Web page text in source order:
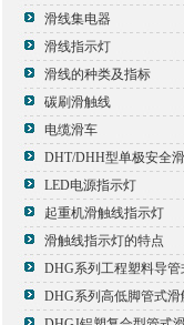
滑线集电器
滑线指示灯
滑线的种类及指标
碳刷滑触线
电缆滑车
DHT/DHH型单极安全
LED电源指示灯
起重机滑触线指示灯
滑触线指示灯的特点
DHG系列工程塑料导管
DHG系列高低脚管式滑